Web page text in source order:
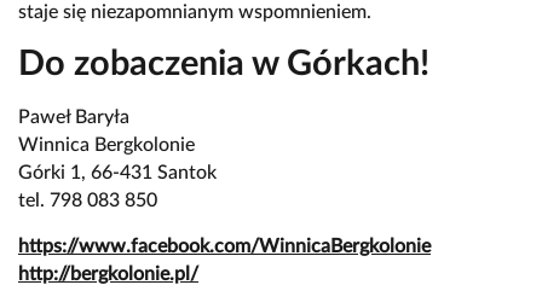
staje się niezapomnianym wspomnieniem.
Do zobaczenia w Górkach!
Paweł Baryła
Winnica Bergkolonie
Górki 1, 66-431 Santok
tel. 798 083 850
https://www.facebook.com/WinnicaBergkolonie
http://bergkolonie.pl/